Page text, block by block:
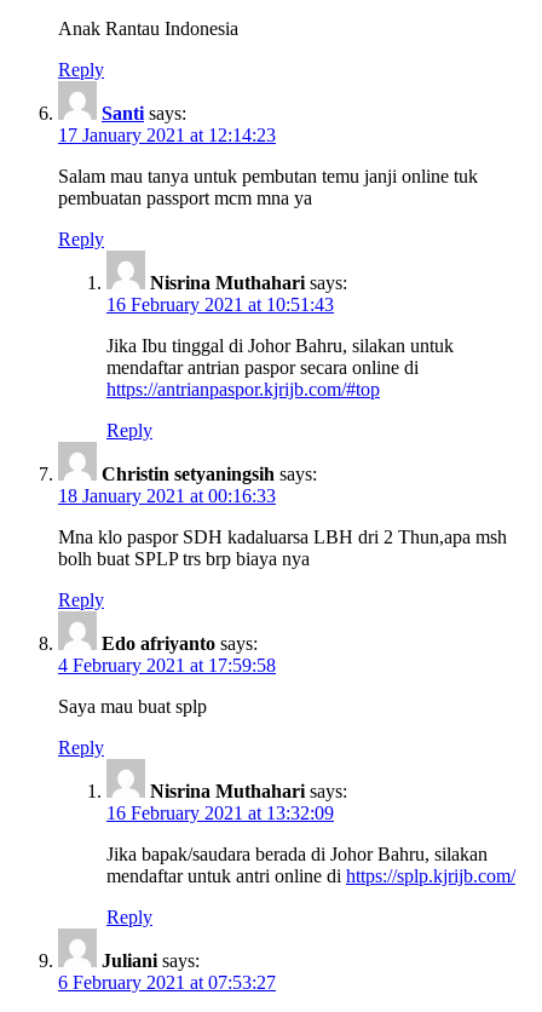
Anak Rantau Indonesia
Reply
Santi says:
17 January 2021 at 12:14:23
Salam mau tanya untuk pembutan temu janji online tuk
pembuatan passport mcm mna ya
Reply
Nisrina Muthahari says:
16 February 2021 at 10:51:43
Jika Ibu tinggal di Johor Bahru, silakan untuk
mendaftar antrian paspor secara online di
https://antrianpaspor.kjrijb.com/#top
Reply
Christin setyaningsih says:
18 January 2021 at 00:16:33
Mna klo paspor SDH kadaluarsa LBH dri 2 Thun,apa msh
bolh buat SPLP trs brp biaya nya
Reply
Edo afriyanto says:
4 February 2021 at 17:59:58
Saya mau buat splp
Reply
Nisrina Muthahari says:
16 February 2021 at 13:32:09
Jika bapak/saudara berada di Johor Bahru, silakan
mendaftar untuk antri online di https://splp.kjrijb.com/
Reply
Juliani says:
6 February 2021 at 07:53:27